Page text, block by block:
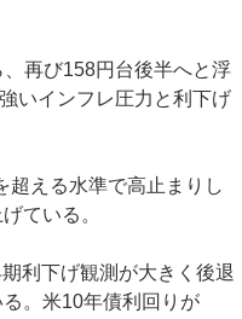
再び158円台後半へと浮
いインフレ圧力と利下げ
超える水準で高止まりし
ている。
利下げ観測が大きく後退
。米10年債利回りが